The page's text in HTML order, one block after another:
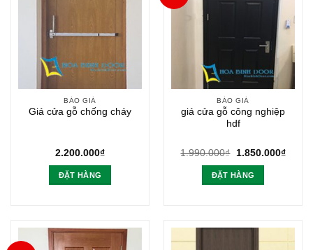
BÁO GIÁ
Giá cửa gỗ chống cháy
2.200.000₫
ĐẶT HÀNG
BÁO GIÁ
giá cửa gỗ công nghiệp
hdf
1.990.000₫
Giá
là:
1.990.000₫.
1.850.000₫Giá
ĐẶT HÀNG